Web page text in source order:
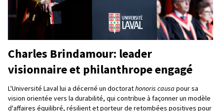
Charles Brindamour: leader
visionnaire et philanthrope engagé
L'Université Laval lui a décerné un doctorathonoris causa pour sa
vision orientée vers la durabilité, qui contribue à façonner un modèle
d'affaires équilibré, résilient et porteur de retombées positives pour